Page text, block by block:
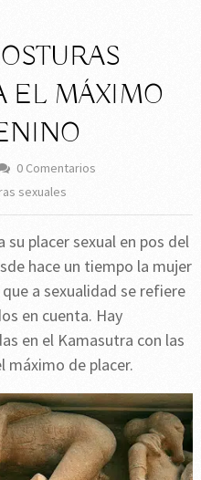
EL MÁXIMO
0 Comentarios
sexuales
placer sexual en pos del
hace un tiempo la mujer
a sexualidad se refiere
en cuenta. Hay
en el Kamasutra con las
máximo de placer.